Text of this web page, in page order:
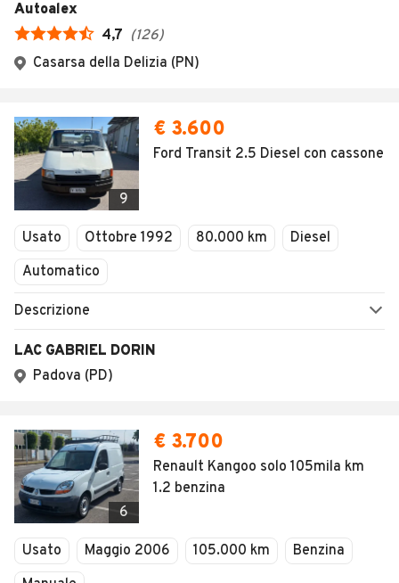
Autoalex
4,7 (126)
Casarsa della Delizia (PN)
9
€ 3.600
Ford Transit 2.5 Diesel con cassone
Usato Ottobre 1992 80.000 km
Diesel
Automatico
Descrizione
LAC GABRIEL DORIN
Padova (PD)
6
€ 3.700
Renault Kangoo solo 105mila km
1.2 benzina
Usato Maggio 2006 105.000 km
Benzina